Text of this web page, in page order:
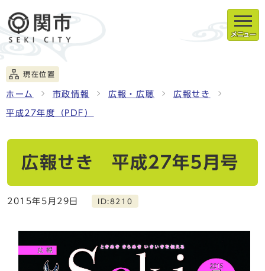
メニュー
現在位置
ホーム 市政情報 広報・広聴 広報せき
平成27年度（PDF）
広報せき 平成27年5月号
2015年5月29日 ID:8210